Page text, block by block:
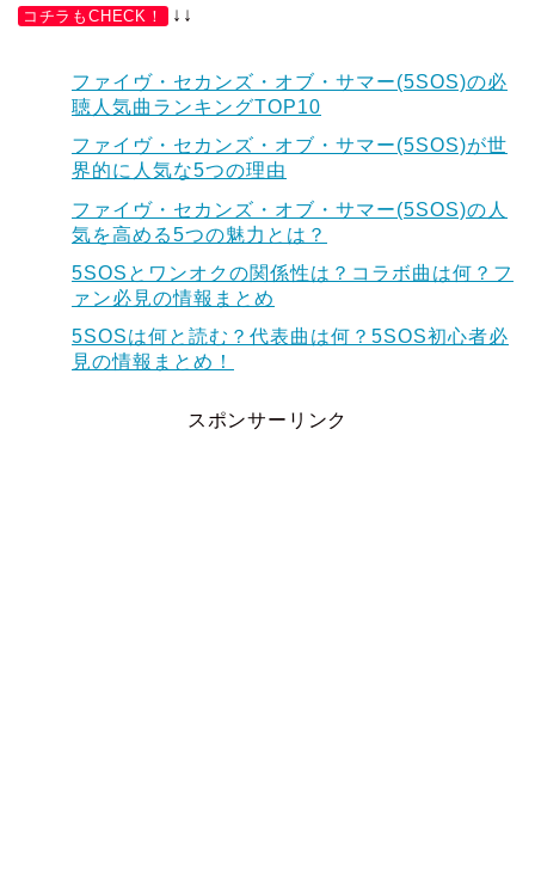
コチラもCHECK！ ↓↓
ファイヴ・セカンズ・オブ・サマー(5SOS)の必
聴人気曲ランキングTOP10
ファイヴ・セカンズ・オブ・サマー(5SOS)が世
界的に人気な5つの理由
ファイヴ・セカンズ・オブ・サマー(5SOS)の人
気を高める5つの魅力とは？
5SOSとワンオクの関係性は？コラボ曲は何？フ
ァン必見の情報まとめ
5SOSは何と読む？代表曲は何？5SOS初心者必
見の情報まとめ！
スポンサーリンク